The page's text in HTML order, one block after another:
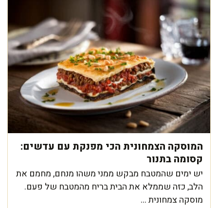
המוסקה הצמחונית הכי מפנקת עם עדשים:
קסומה בתנור
יש ימים שהמטבח מבקש ממני משהו מנחם, מחמם את
הלב, כזה שממלא את הבית בריח מהמטבח של פעם.
מוסקה צמחונית ...